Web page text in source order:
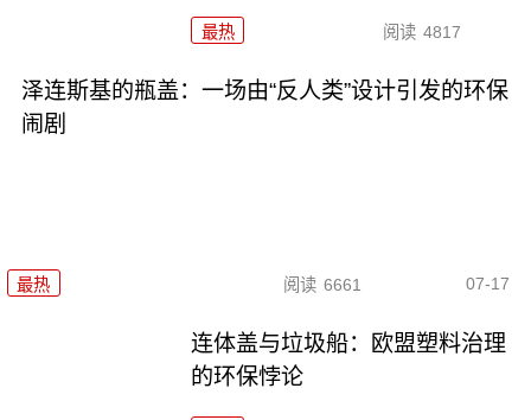
最热 阅读 4817
泽连斯基的瓶盖：一场由“反人类”设计引发的环保
闹剧
最热 阅读 6661 07-17
连体盖与垃圾船：欧盟塑料治理
的环保悖论